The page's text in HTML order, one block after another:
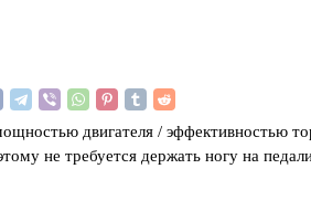
двигателя / эффективностью
не требуется держать ногу на